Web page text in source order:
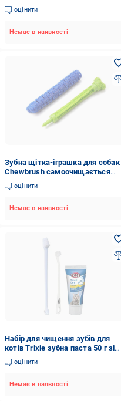
(00000000154)
оцінити
Немає в наявності
Зубна щітка-іграшка для собак
Chewbrush самоочищається
гумова Синій (534657567)
оцінити
Немає в наявності
Набір для чищення зубів для
котів Trixie зубна паста 50 г зі
смаком сиру/2 зубні щітки
оцінити
Немає в наявності